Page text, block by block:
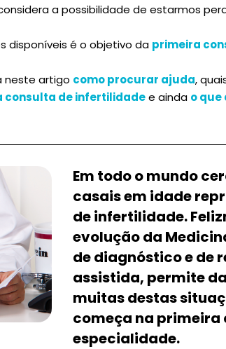
a possibilidade de estarmos
disponíveis é o objetivo da primeira
neste artigo como procurar ajuda,
consulta de infertilidadee ainda o
Em todo o mundo
casais em idade
de infertilidade.
evolução da
de diagnóstico e de
assistida, permite
muitas destas
começa na primeira
especialidade.